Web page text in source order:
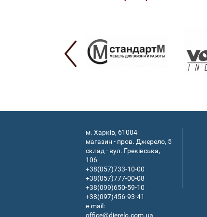
м. Харків, 61004
магазин - пров. Джерело, 5
склад - вул. Греківська,
106
+38(057)733-10-00
+38(057)777-00-08
+38(099)650-59-10
+38(097)456-93-41
e-mail:
office@djerelo.com.ua